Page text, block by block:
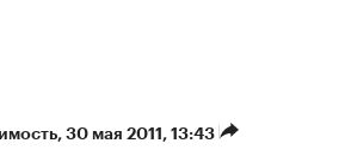
⁠, 30 мая 2011, 13:43